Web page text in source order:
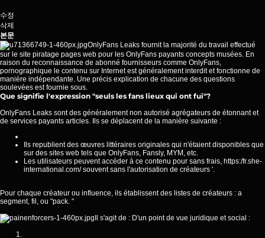
수정
삭제
본문
OnlyFans Leaks fournit la majorité du travail effectué
sur le site piratage pages web pour les OnlyFans payants concepts musées. En
raison du reconnaissance de abonné fournisseurs comme OnlyFans,
pornographique le contenu sur Internet est généralement interdit et fonctionne de
manière indépendante. Une précis explication de chacune des questions
soulevées estfournie sous.
Que signifie l'expression "seuls les fans lieux qui ont fui"?
OnlyFans Leaks sont des généralement non autorisé agrégateurs de étonnant et
de services payants articles. Ils se déplacent de la manière suivante :
Ils republient des œuvres littéraires originales qui n'étaient disponibles que
sur des sites web tels que OnlyFans, Fansly, MYM, etc.
Les utilisateurs peuvent accéder à ce contenu pour sans frais, https:/fr.she-
international.com/souvent sans l'autorisation de créateurs '.
Pour chaque créateur ou influence, ils établissent des listes de créateurs : a
segment, fil, ou "pack. "
Il s'agit de : D'un point de vue juridique et social :